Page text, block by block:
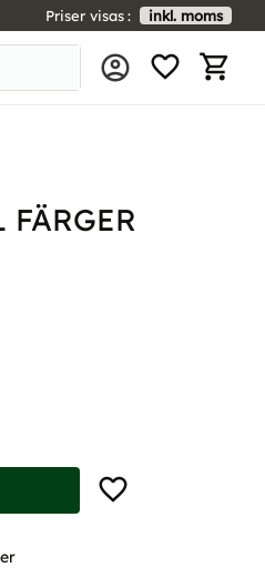
Priser visas inkl. moms
FÄRGER
Lägg till i favoriter